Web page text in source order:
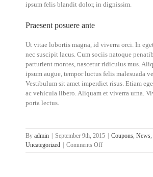
ipsum felis blandit dolor, in dignissim.
Praesent posuere ante
Ut vitae lobortis magna, id viverra orci. In
nec suscipit lacus. Cum sociis natoque
parturient montes, nascetur ridiculus mus.
ipsum augue, tempor luctus felis malesuada
Vestibulum sit amet imperdiet risus. Etiam
ac vehicula libero. Aliquam et viverra urna.
porta lectus.
By admin September 9th, 2015 Coupons, News,
Uncategorized
Comments Offon
Cras